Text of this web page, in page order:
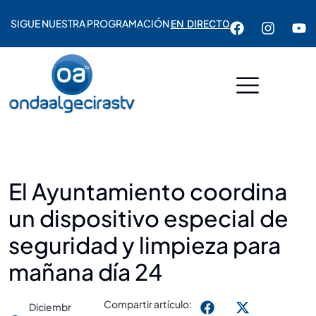
SIGUE NUESTRA PROGRAMACIÓNEN DIRECTO
El Ayuntamiento coordina
un dispositivo especial de
seguridad y limpieza para
mañana día 24
Diciembr
Compartir artículo: